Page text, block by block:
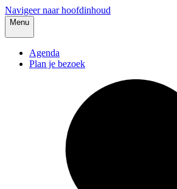
Navigeer naar hoofdinhoud
Menu
Agenda
Plan je bezoek